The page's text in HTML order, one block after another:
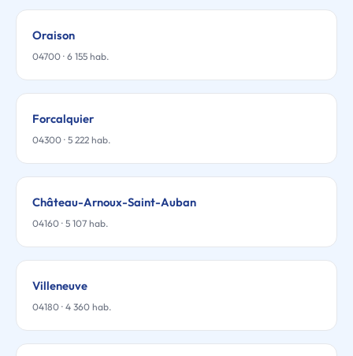
Oraison
04700 · 6 155 hab.
Forcalquier
04300 · 5 222 hab.
Château-Arnoux-Saint-Auban
04160 · 5 107 hab.
Villeneuve
04180 · 4 360 hab.